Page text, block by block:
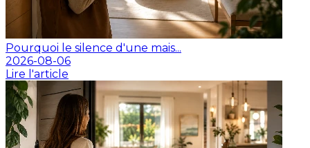
Pourquoi le silence d'une mais...
2026-08-06
Lire l'article